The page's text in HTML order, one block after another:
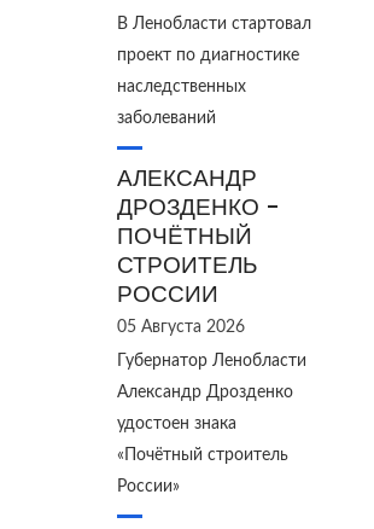
В Ленобласти стартовал
проект по диагностике
наследственных
заболеваний
АЛЕКСАНДР
ДРОЗДЕНКО -
ПОЧЁТНЫЙ
СТРОИТЕЛЬ
РОССИИ
05 Августа 2026
Губернатор Ленобласти
Александр Дрозденко
удостоен знака
«Почётный строитель
России»